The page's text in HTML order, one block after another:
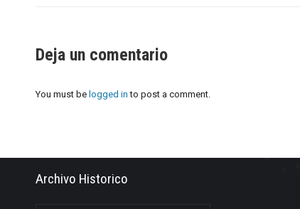
Deja un comentario
You must be logged in to post a comment.
Archivo Historico